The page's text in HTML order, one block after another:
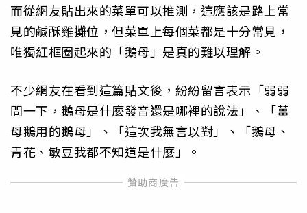
而從網友貼出來的菜單可以推測，這應該是路上常
見的鹹酥雞攤位，但菜單上每個菜都是十分常見，
唯獨紅框圈起來的「鵝母」是真的難以理解。
不少網友在看到這篇貼文後，紛紛留言表示「弱弱
問一下，鵝母是什麼發音還是哪裡的說法」、「薑
母鵝用的鵝母」、「這次我無言以對」、「鵝母、
青花、敏豆我都不知道是什麼」。